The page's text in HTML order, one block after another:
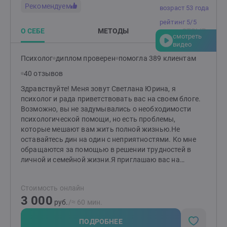
(супервизора)И я продолжаю развиваться и
накопятся. На бесплатной консультации обсудим,
как помочь, и решим, стоит ли работать вместе. P.S.
Если готовы тратить 1-2 часа в неделю на себя — это
уже достаточно, чтобы всё изменить.
возраст 53 года
рейтинг 5/5
смотреть
видео
Рекомендуем
О СЕБЕ МЕТОДЫ ОТЗЫВ
Психолог диплом проверен помогла 389 клиентам
40 отзывов
Здравствуйте! Меня зовут Светлана Юрина, я
психолог и рада приветствовать вас на своем блоге.
Возможно, вы не задумывались о необходимости
психологической помощи, но есть проблемы,
которые мешают вам жить полной жизнью.Не
оставайтесь дин на один с неприятностями. Ко мне
обращаются за помощью в решении трудностей в
личной и семейной жизни.Я приглашаю вас на
обрести уверенность и пережить кризис. Я знаю, что
начать работать и открываться может быть сложно,
особенно когда кажется, что ничего не поможет. и
это , требует мужества, поэтому я отношусь
Стоимость онлайн
3 000 руб. /≈ 60 мин.
ПОДРОБНЕЕ